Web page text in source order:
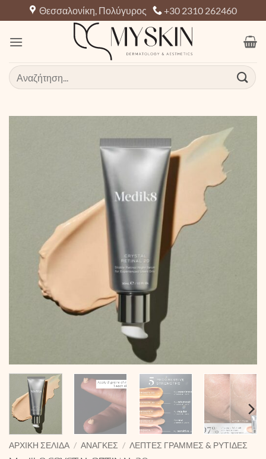
Μετάβαση
στο
περιεχόμενο
Θεσσαλονίκη, Πολύγυρος +30 2310 262460
Αναζήτηση
για:
ΑΡΧΙΚΉ ΣΕΛΊΔΑ / ΑΝΆΓΚΕΣ / ΛΕΠΤΈΣ ΓΡΑΜΜΈΣ & ΡΥΤΊΔΕΣ